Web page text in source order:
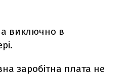
виключно в
заробітна плата не